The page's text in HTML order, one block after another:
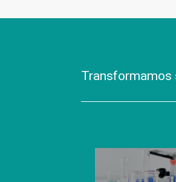
Transformamos